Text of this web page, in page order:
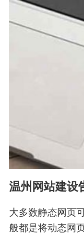
计里，总有一个
势。这里有专有
温州网站建设
大多数静态网页
般都是将动态网